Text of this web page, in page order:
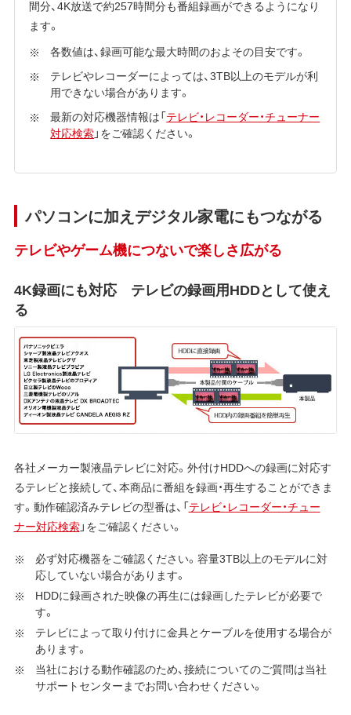
間分、4K放送で約257時間分も番組録画ができるようになり
ます。
各数値は、録画可能な最大時間のおよその目安です。
テレビやレコーダーによっては、3TB以上のモデルが利
用できない場合があります。
最新の対応機器情報は「テレビ・レコーダー・チューナー
対応検索」をご確認ください。
パソコンに加えデジタル家電にもつながる
テレビやゲーム機につないで楽しさ広がる
4K録画にも対応 テレビの録画用HDDとして使え
る
各社メーカー製液晶テレビに対応。外付けHDDへの録画に対応す
るテレビと接続して、本商品に番組を録画・再生することができま
す。動作確認済みテレビの型番は、「テレビ・レコーダー・チュー
ナー対応検索」をご確認ください。
必ず対応機器をご確認ください。容量3TB以上のモデルに対
応していない場合があります。
HDDに録画された映像の再生には録画したテレビが必要で
す。
テレビによって取り付けに金具とケーブルを使用する場合が
あります。
当社における動作確認のため、接続についてのご質問は当社
サポートセンターまでお問い合わせください。